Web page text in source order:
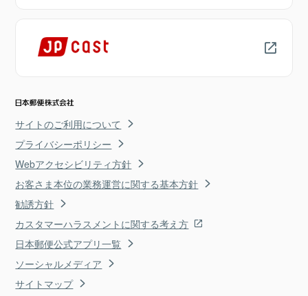
サイトのご利用について
プライバシーポリシー
Webアクセシビリティ方針
お客さま本位の業務運営に関する基本方針
勧誘方針
カスタマーハラスメントに関する考え方
日本郵便公式アプリ一覧
ソーシャルメディア
サイトマップ